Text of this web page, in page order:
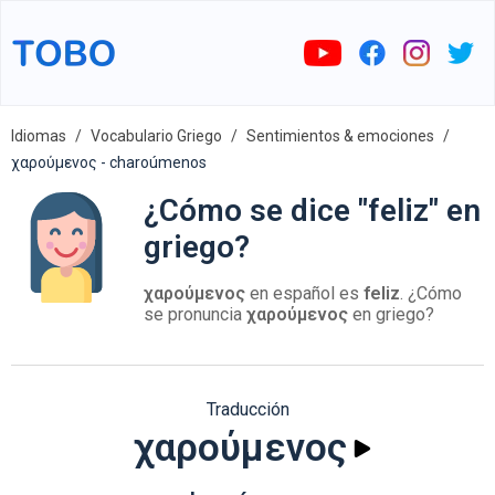
Idiomas Vocabulario Griego
Sentimientos & emociones
χαρούμενος - charoúmenos
¿Cómo se dice "feliz" en
griego?
χαρούμενος en español es feliz. ¿Cómo
se pronuncia χαρούμενος en griego?
Traducción
χαρούμενος